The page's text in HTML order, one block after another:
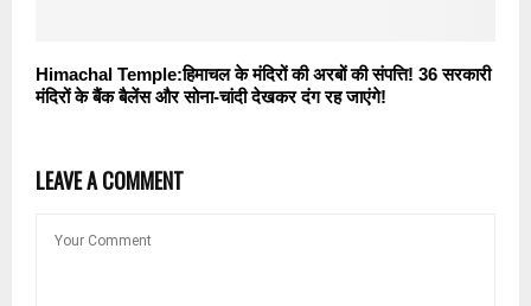
Himachal Temple:हिमाचल के मंदिरों की अरबों की संपत्ति! 36 सरकारी
मंदिरों के बैंक बैलेंस और सोना-चांदी देखकर दंग रह जाएंगे!
LEAVE A COMMENT